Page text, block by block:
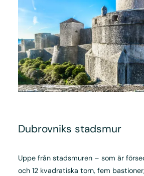
Dubrovniks stadsmur
Uppe från stadsmuren – som är
och 12 kvadratiska torn, fem